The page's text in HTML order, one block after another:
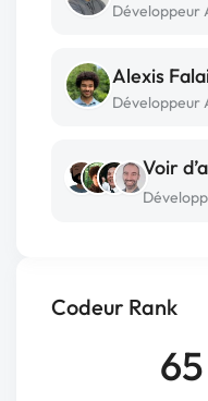
Codeur Rank
Développeur
Alexis
Développeur
Voir